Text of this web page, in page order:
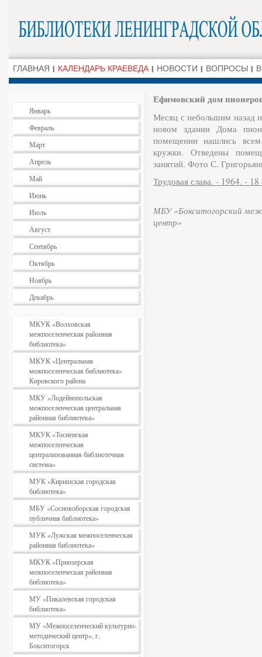
ГЛАВНАЯ КАЛЕНДАРЬ КРАЕВЕДА НОВОСТИ ВОПРОСЫ
Январь
Февраль
Март
Апрель
Май
Июнь
Июль
Август
Сентябрь
Октябрь
Ноябрь
Декабрь
МКУК «Волховская
межпоселенческая районная
библиотека»
МКУК «Центральная
межпоселенческая библиотека»
Кировского района
МКУ «Лодейнопольская
межпоселенческая центральная
районная библиотека»
МКУК «Тосненская
межпоселенческая
централизованная библиотечная
система»
МУК «Киришская городская
библиотека»
МБУ «Сосновоборская городская
публичная библиотека»
МУК «Лужская межпоселенческая
районная библиотека»
МКУК «Приозерская
межпоселенческая районная
библиотека»
МУ «Пикалевская городская
библиотека»
МУ «Межпоселенческий культурно-
методический центр», г.
Бокситогорск
Ефимовский дом
Месяц с небольшим назад
новом здании Дома
помещении нашлись
кружки. Отведены
занятий. Фото С.
Трудовая слава. - 1964. -
МБУ «Бокситогорский
центр»